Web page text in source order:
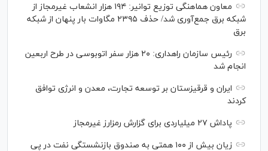
معاون هماهنگی توزیع توانیر: ۱۹۴ هزار انشعاب غیرمجاز از
شبکه برق جمع‌آوری شد/ حذف ۲۳۹۵ مگاوات بار پنهان از شبکه
برق
رئیس سازمان راهداری: ۲۰ هزار سفر اتوبوسی در طرح اربعین
انجام شد
ایران و قرقیزستان بر توسعه تجارت، معدن و انرژی توافق
کردند
پاداش ۲۷ میلیاردی برای گزارش رمزارز غیرمجاز
زیان بیش از ۱۰۰ همتی به صندوق بازنشستگی نفت در پی